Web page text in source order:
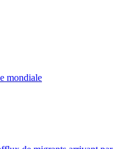
mondiale